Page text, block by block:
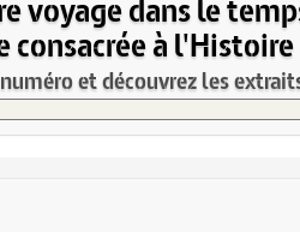
voyage dans le
consacrée à l'Histoire
et découvrez les